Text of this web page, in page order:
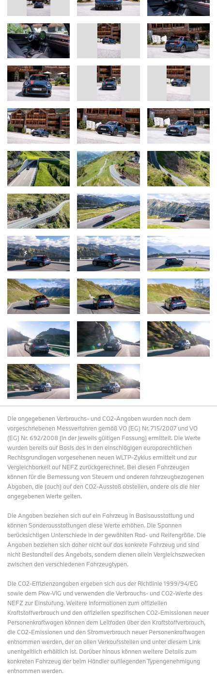
Die angegebenen Verbrauchs- und CO2-Angaben wurden nach dem
vorgeschriebenen Messverfahren gemäß VO (EG) Nr. 715/2007 und VO
(EG) Nr. 692/2008 (in der jeweils gültigen Fassung) ermittelt. Die Werte
wurden bereits auf Basis des in den einschlägigen europarechtlichen
Rechtsgrundlagen vorgesehenen neuen WLTP-Zyklus ermittelt und zur
Vergleichbarkeit auf NEFZ zurückgerechnet. Bei diesen Fahrzeugen
können für die Bemessung von Steuern und anderen fahrzeugbezogenen
Abgaben, die (auch) auf den CO2-Ausstoß abstellen, andere als die hier
angegebenen Werte gelten.
Die Angaben beziehen sich auf ein Fahrzeug in Basisausstattung und
können Sonderausstattungen diese Werte erhöhen. Die Spannen
berücksichtigen Unterschiede in der gewählten Rad- und Reifengröße. Die
Angaben beziehen sich daher nicht auf das konkrete Fahrzeug und sind
nicht Bestandteil des Angebots, sondern dienen allein Vergleichszwecken
zwischen den verschiedenen Fahrzeugtypen.
Die CO2-Effizienzangaben ergeben sich aus der Richtlinie 1999/94/EG
sowie dem Pkw-VIG und verwenden die Verbrauchs- und CO2-Werte des
NEFZ zur Einstufung. Weitere Informationen zum offiziellen
Kraftstoffverbrauch und den offiziellen spezifischen CO2-Emissionen neuer
Personenkraftwagen können dem Leitfaden über den Kraftstoffverbrauch,
die CO2-Emissionen und den Stromverbrauch neuer Personenkraftwagen
entnommen werden, der an allen Verkaufsstellen und unter diesem Link
unentgeltlich erhältlich ist. Darüber hinaus können weitere Details zum
konkreten Fahrzeug der beim Händler aufliegenden Typengenehmigung
entnommen werden.